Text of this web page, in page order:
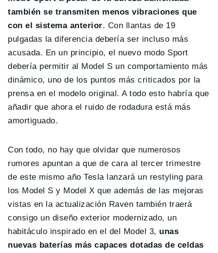
también se transmiten menos vibraciones que
con el sistema anterior. Con llantas de 19
pulgadas la diferencia debería ser incluso más
acusada. En un principio, el nuevo modo Sport
debería permitir al Model S un comportamiento más
dinámico, uno de los puntos más criticados por la
prensa en el modelo original. A todo esto habría que
añadir que ahora el ruido de rodadura está más
amortiguado.
Con todo, no hay que olvidar que numerosos
rumores apuntan a que de cara al tercer trimestre
de este mismo año Tesla lanzará un restyling para
los Model S y Model X que además de las mejoras
vistas en la actualización Raven también traerá
consigo un diseño exterior modernizado, un
habitáculo inspirado en el del Model 3, unas
nuevas baterías más capaces dotadas de celdas